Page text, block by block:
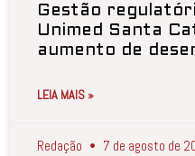
Gestão
Unimed Santa
aumento de
LEIA MAIS »
Redação 7 de agosto de